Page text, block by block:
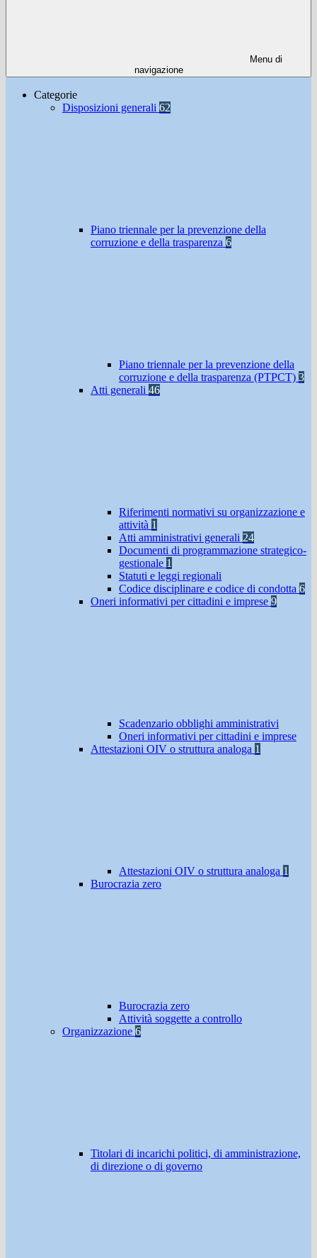
Menu di
navigazione
Categorie
Disposizioni generali 62
Piano triennale per la prevenzione della
corruzione e della trasparenza 6
Piano triennale per la prevenzione della
corruzione e della trasparenza (PTPCT) 3
Atti generali 46
Riferimenti normativi su organizzazione e
attività 1
Atti amministrativi generali 24
Documenti di programmazione strategico-
gestionale 1
Statuti e leggi regionali
Codice disciplinare e codice di condotta 6
Oneri informativi per cittadini e imprese 9
Scadenzario obblighi amministrativi
Oneri informativi per cittadini e imprese
Attestazioni OIV o struttura analoga 1
Attestazioni OIV o struttura analoga 1
Burocrazia zero
Burocrazia zero
Attività soggette a controllo
Organizzazione 6
Titolari di incarichi politici, di amministrazione,
di direzione o di governo